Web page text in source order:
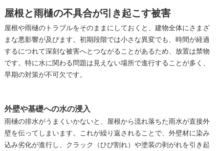
屋根と雨樋の不具合が引き起こす被害
屋根や雨樋のトラブルをそのままにしておくと、建物全体にさまざ
まな悪影響が及びます。初期段階では小さな異変でも、時間が経過
するにつれて深刻な被害へとつながることがあるため、放置は禁物
です。特に水に関わる問題は見えない場所で進行することが多く、
早期の対策が不可欠です。
外壁や基礎への水の浸入
雨樋の排水がうまくいかないと、屋根から流れ落ちた雨水が直接外
壁を伝ってしまいます。これが繰り返されることで、外壁材に染み
込み劣化が進行し、クラック（ひび割れ）や塗装の剥がれを引き起